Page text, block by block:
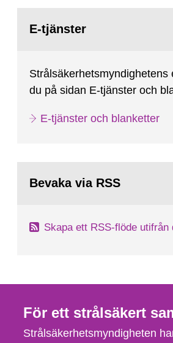
sida:E-tjänster
Strålsäkerhetsmyndighetens
du på sidan E-tjänster och
E-tjänster och blanketter
Bevaka via RSS
Skapa ett RSS-flöde
För ett strålsäkert
Strålsäkerhetsmyndigheten